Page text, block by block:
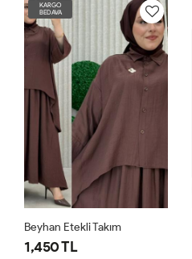
KARGO
BEDAVA
Beyhan Etekli Takım
1,450 TL